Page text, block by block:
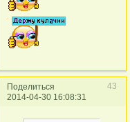
Поделиться
43
2014-04-30 16:08:31